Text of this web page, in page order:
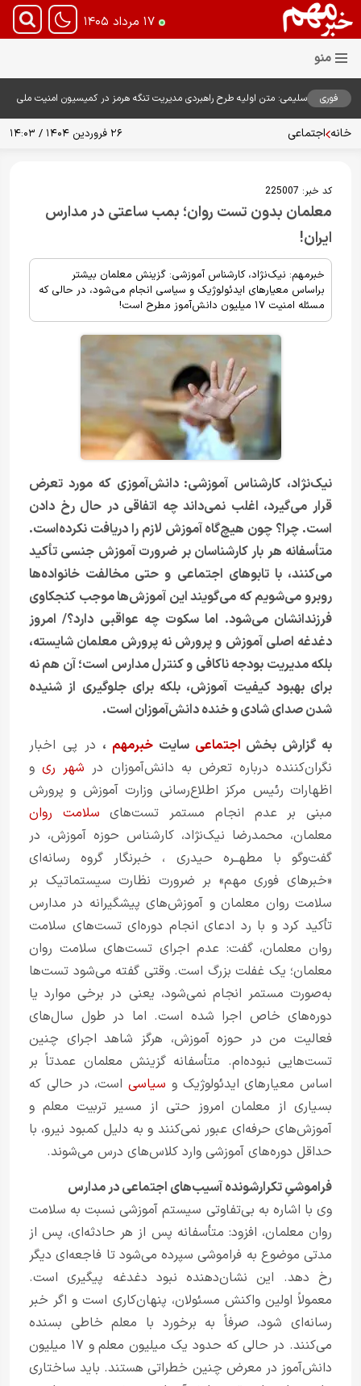
۱۷ مرداد ۱۴۰۵
فوری
سلیمی: متن اولیه طرح راهبردی مدیریت تنگه هرمز در کمیسیون امنیت ملی
خانه اجتماعی ۲۶ فروردین ۱۴۰۴ / ۱۴:۰۳
کد خبر: 225007
معلمان بدون تست روان؛ بمب ساعتی در مدارس
ایران!
خبرمهم: نیک‌نژاد، کارشناس آموزشی: گزینش‌ معلمان بیشتر
براساس معیارهای ایدئولوژیک و سیاسی انجام می‌شود، در حالی که
مسئله امنیت ۱۷ میلیون دانش‌آموز مطرح است!
نیک‌نژاد، کارشناس آموزشی: دانش‌آموزی که مورد تعرض
قرار می‌گیرد، اغلب نمی‌داند چه اتفاقی در حال رخ دادن
است. چرا؟ چون هیچ‌گاه آموزش لازم را دریافت نکرده‌است.
متأسفانه هر بار کارشناسان بر ضرورت آموزش جنسی تأکید
می‌کنند، با تابوهای اجتماعی و حتی مخالفت خانواده‌ها
روبرو می‌شویم که می‌گویند این آموزش‌ها موجب کنجکاوی
فرزندانشان می‌شود. اما سکوت چه عواقبی دارد؟/ امروز
دغدغه اصلی آموزش و پرورش نه پرورش معلمان شایسته،
بلکه مدیریت بودجه ناکافی و کنترل مدارس است؛ آن هم نه
برای بهبود کیفیت آموزش، بلکه برای جلوگیری از شنیده
شدن صدای شادی و خنده دانش‌آموزان است.
به گزارش بخش اجتماعی سایت خبرمهم ، در پی اخبار
نگران‌کننده درباره تعرض به دانش‌آموزان در شهر ریو
اظهارات رئیس مرکز اطلاع‌رسانی وزارت آموزش و پرورش
مبنی بر عدم انجام مستمر تست‌های سلامت روان
معلمان، محمدرضا نیک‌نژاد، کارشناس حوزه آموزش، در
گفت‌وگو با مطهــره حیدری ، خبرنگار گروه رسانه‌ای
«خبرهای فوری مهم» بر ضرورت نظارت سیستماتیک بر
سلامت روان معلمانو آموزش‌های پیشگیرانه در مدارس
تأکید کرد و با رد ادعای انجام دوره‌ای تست‌های سلامت
روان معلمان، گفت: عدم اجرای تست‌های سلامت روان
معلمان؛ یک غفلت بزرگ است. وقتی گفته می‌شود تست‌ها
به‌صورت مستمر انجام نمی‌شود، یعنی در برخی موارد یا
دوره‌های خاص اجرا شده است. اما در طول سال‌های
فعالیت من در حوزه آموزش، هرگز شاهد اجرای چنین
تست‌هایی نبوده‌ام. متأسفانه گزینش معلمان عمدتاً بر
اساس معیارهای ایدئولوژیک و سیاسی است، در حالی که
بسیاری از معلمان امروز حتی از مسیر تربیت معلم و
آموزش‌های حرفه‌ای عبور نمی‌کنند و به دلیل کمبود نیرو، با
حداقل دوره‌های آموزشی وارد کلاس‌های درس می‌شوند.
فراموشیِ تکرارشونده آسیب‌های اجتماعی در مدارس
وی با اشاره به بی‌تفاوتی سیستم آموزشی نسبت به سلامت
روان معلمان، افزود: متأسفانه پس از هر حادثه‌ای، پس از
مدتی موضوع به فراموشی سپرده می‌شود تا فاجعه‌ای دیگر
رخ دهد. این نشان‌دهنده نبود دغدغه پیگیری است.
معمولاً اولین واکنش مسئولان، پنهان‌کاری است و اگر خبر
رسانه‌ای شود، صرفاً به برخورد با معلم خاطی بسنده
می‌کنند. در حالی که حدود یک میلیون معلم و ۱۷ میلیون
دانش‌آموز در معرض چنین خطراتی هستند. باید ساختاری